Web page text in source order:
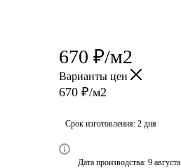
670 ₽/м2
Варианты цен
670 ₽/м2
Срок изготовления: 2 дня
Дата производства: 9 августа